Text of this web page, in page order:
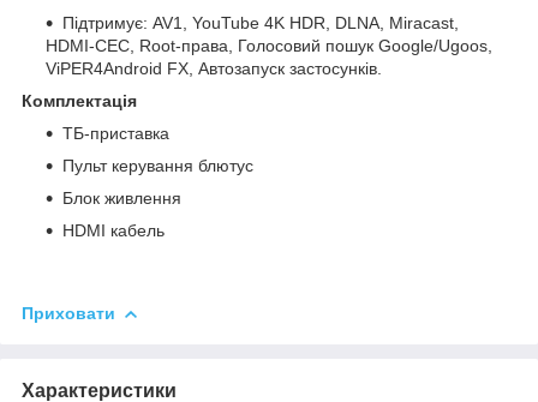
Підтримує: AV1, YouTube 4K HDR, DLNA, Miracast,
HDMI-CEC, Root-права, Голосовий пошук Google/Ugoos,
ViPER4Android FX, Автозапуск застосунків.
Комплектація
ТБ-приставка
Пульт керування блютус
Блок живлення
HDMI кабель
Приховати
Характеристики